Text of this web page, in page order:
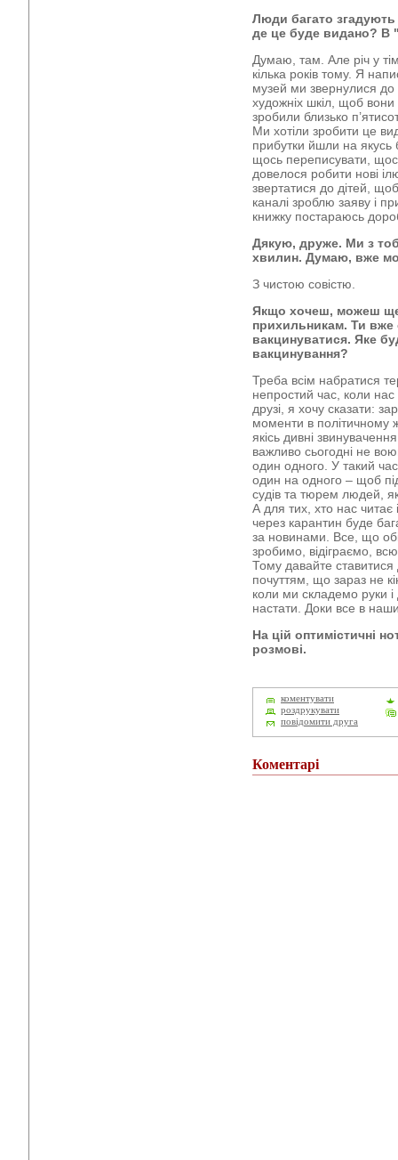
Люди багато
де це буде видано? В
Думаю, там. Але річ у
кілька років тому. Я
музей ми звернулися до
художніх шкіл, щоб вони
зробили близько
Ми хотіли зробити це
прибутки йшли на якусь
щось переписувати,
довелося робити нові
звертатися до дітей,
каналі зроблю заяву і
книжку постараюсь
Дякую, друже. Ми з
хвилин. Думаю, вже
З чистою совістю.
Якщо хочеш, можеш
прихильникам. Ти вже
вакцинуватися. Яке
вакцинування?
Треба всім набратися
непростий час, коли
друзі, я хочу сказати:
моменти в політичному
якісь дивні
важливо сьогодні не
один одного. У такий
один на одного – щоб
судів та тюрем людей,
А для тих, хто нас читає
через карантин буде
за новинами. Все, що
зробимо, відіграємо,
Тому давайте ставитися
почуттям, що зараз не
коли ми складемо руки і
настати. Доки все в
На цій оптимістичні
розмові.
коментувати
роздрукувати
повідомити друга
Коментарі